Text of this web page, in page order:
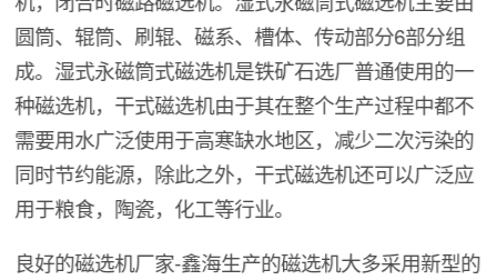
圆筒、辊筒、刷辊、磁系、槽体、传动部分6部分组
成。湿式永磁筒式磁选机是铁矿石选厂普通使用的一
种磁选机，干式磁选机由于其在整个生产过程中都不
需要用水广泛使用于高寒缺水地区，减少二次污染的
同时节约能源，除此之外，干式磁选机还可以广泛应
用于粮食，陶瓷，化工等行业。
良好的磁选机厂家-鑫海生产的磁选机大多采用新型的